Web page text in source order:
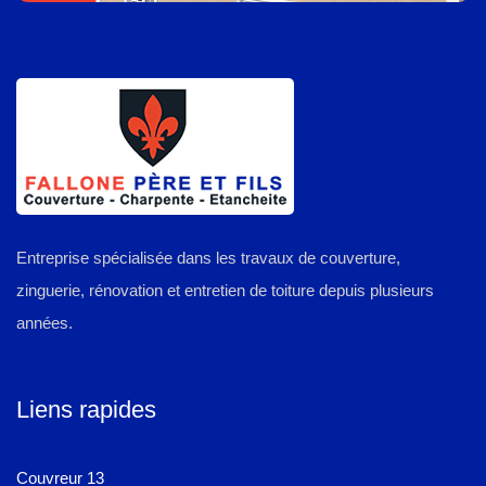
Entreprise spécialisée dans les travaux de couverture,
zinguerie, rénovation et entretien de toiture depuis plusieurs
années.
Liens rapides
Couvreur 13